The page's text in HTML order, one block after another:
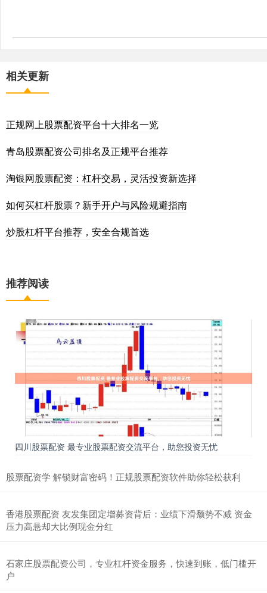
相关更新
正规网上股票配资平台十大排名一览
青岛股票配资公司排名及正规平台推荐
淘银网股票配资：杠杆交易，灵活投资新选择
如何买杠杆股票？新手开户与风险规避指南
炒股杠杆平台推荐，安全合规首选
推荐阅读
四川股票配资 最专业股票配资交流平台，助您投资无忧
股票配资学 解锁财富密码！正规股票配资软件助你轻松获利
香港股票配资 友发集团定增募资背后：业绩下滑颓势不减 资金
压力高悬却大比例现金分红
石家庄股票配资公司，专业杠杆资金服务，快速到账，低门槛开
户